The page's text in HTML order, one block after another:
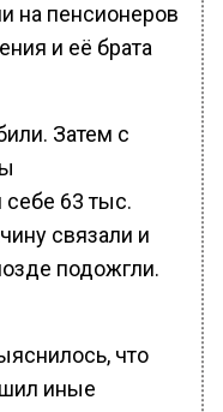
на пенсионеров
и её брата
Затем с
63 тыс.
связали и
подожгли.
что
иные